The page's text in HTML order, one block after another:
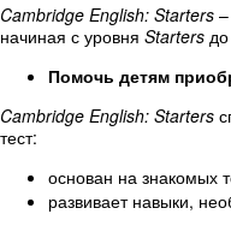
Cambridge English: Starters
начиная с уровня Starters
Помочь детям
Cambridge English: Starters
тест:
основан на знакомых
развивает навыки,